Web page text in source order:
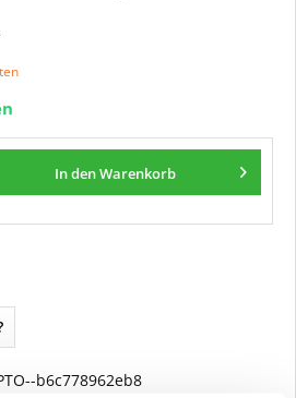
In denWarenkorb
b6c778962eb8